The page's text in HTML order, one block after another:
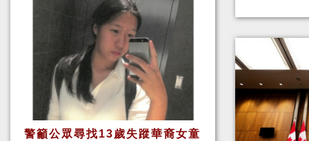
警籲公眾尋找13歲失蹤華裔女童